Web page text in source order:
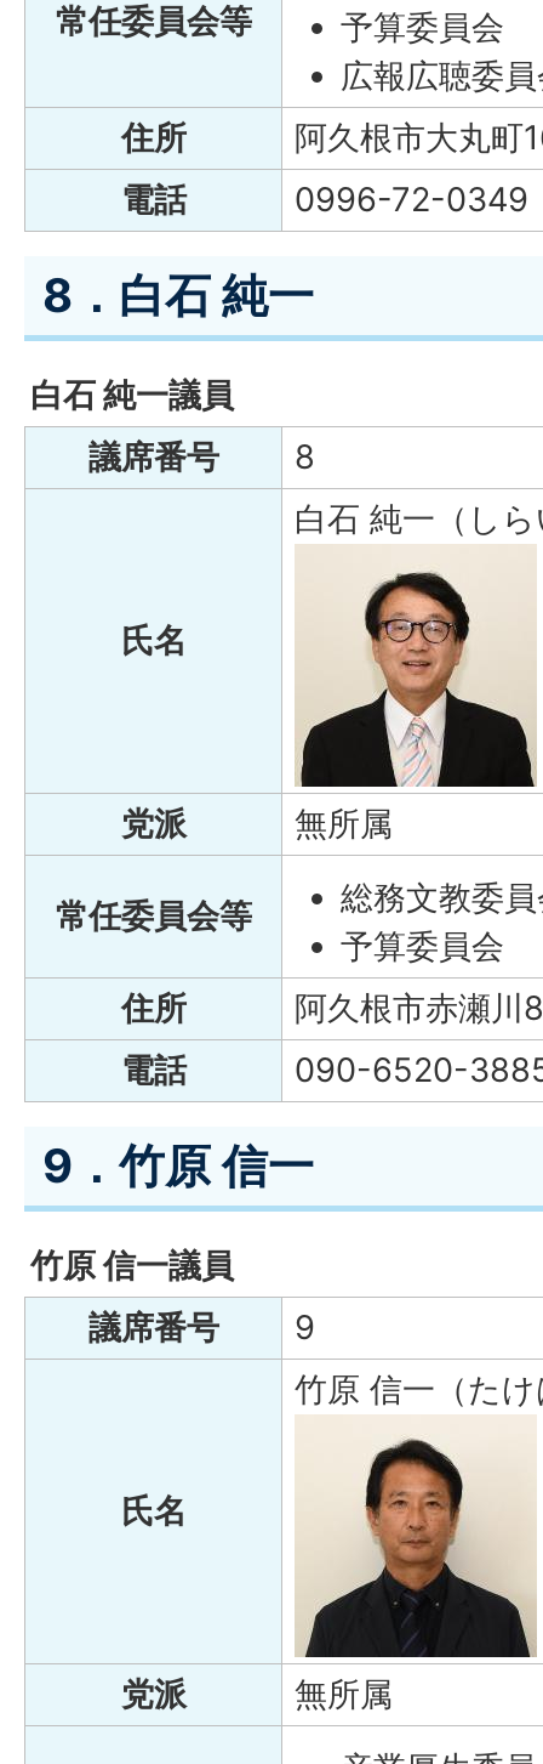
常任委員会等
予算委員会
広報広聴委
住所
阿久根市大丸町
電話
0996-72-0349
8．白石 純一
白石 純一議員
議席番号
8
氏名
白石 純一（し
党派 無所属
常任委員会等
総務文教委
予算委員会
住所
阿久根市赤瀬川
電話
090-6520-
9．竹原 信一
竹原 信一議員
議席番号
9
氏名
竹原 信一（た
党派
無所属